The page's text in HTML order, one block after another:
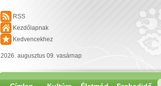
RSS
Kezdőlapnak
Kedvencekhez
2026. augusztus 09. vasárnap